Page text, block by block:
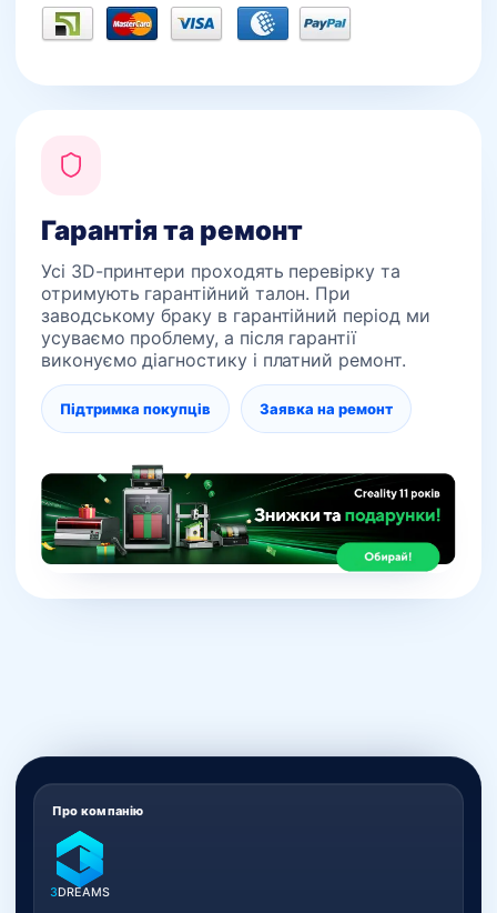
Гарантія та ремонт
Усі 3D-принтери проходять перевірку та
отримують гарантійний талон. При
заводському браку в гарантійний період ми
усуваємо проблему, а після гарантії
виконуємо діагностику і платний ремонт.
Підтримка покупців Заявка на ремонт
Про компанію
3DREAMS